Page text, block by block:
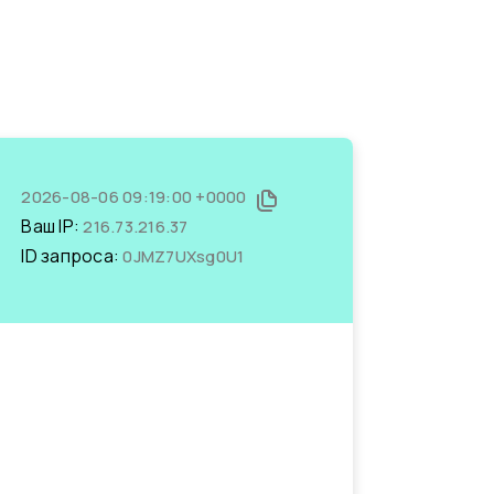
2026-08-06 09:19:00 +0000
Ваш IP:216.73.216.37
ID запроса:0JMZ7UXsg0U1